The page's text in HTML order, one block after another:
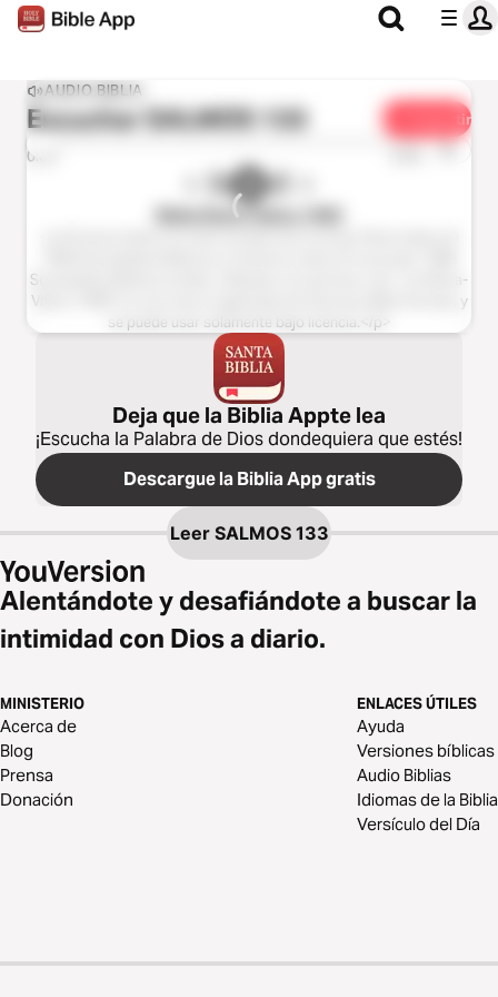
AUDIO BIBLIA
Escuchar SALMOS 133 Compartir
0:00 1x
Biblia Reina Valera 1960
Sociedades Bíblicas Unidas. Utilizado con permiso.</p> <p>Reina-
Valera 1960® es una marca registrada de American Bible Society, y
se puede usar solamente bajo licencia.</p>
Deja que la Biblia Appte lea
¡Escucha la Palabra de Dios dondequiera que estés!
Descargue la Biblia App gratis
Leer SALMOS 133
Alentándote y desafiándote a buscar la
intimidad con Dios a diario.
MINISTERIO
Acerca de
Blog
Prensa
Donación
ENLACES ÚTILES
Ayuda
Versiones bíblicas
Audio Biblias
Idiomas de la Biblia
Versículo del Día